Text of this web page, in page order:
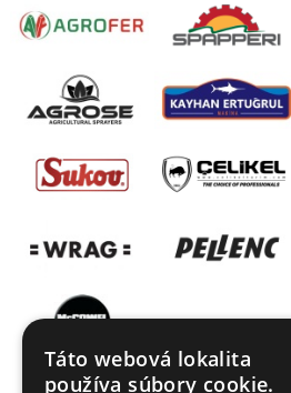
Táto webová lokalita
používa súbory cookie.